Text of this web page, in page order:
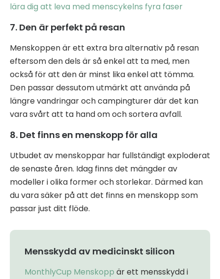
lära dig att leva med menscykelns fyra faser
7. Den är perfekt på resan
Menskoppen är ett extra bra alternativ på resan
eftersom den dels är så enkel att ta med, men
också för att den är minst lika enkel att tömma.
Den passar dessutom utmärkt att använda på
längre vandringar och campingturer där det kan
vara svårt att ta hand om och sortera avfall.
8. Det finns en menskopp för alla
Utbudet av menskoppar har fullständigt exploderat
de senaste åren. Idag finns det mängder av
modeller i olika former och storlekar. Därmed kan
du vara säker på att det finns en menskopp som
passar just ditt flöde.
Mensskydd av medicinskt silicon
MonthlyCup Menskopp är ett mensskydd i